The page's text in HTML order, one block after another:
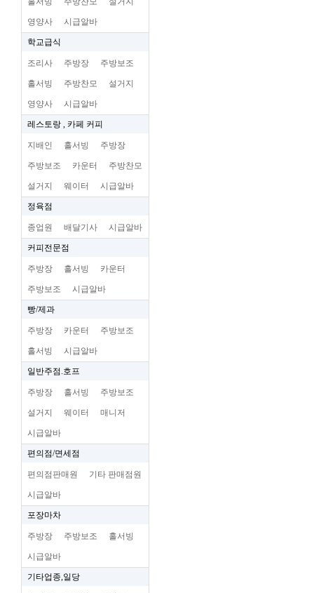
영양사 시급알바
학교급식
조리사 주방장 주방보조
홀서빙 주방찬모 설거지
영양사 시급알바
레스토랑 , 카페 커피
지배인 홀서빙 주방장
주방보조 카운터 주방찬모
설거지 웨이터 시급알바
정육점
종업원 배달기사 시급알바
커피전문점
주방장 홀서빙 카운터
주방보조 시급알바
빵/제과
주방장 카운터 주방보조
홀서빙 시급알바
일반주점.호프
주방장 홀서빙 주방보조
설거지 웨이터 매니저
시급알바
편의점/면세점
편의점판매원 기타 판매점원
시급알바
포장마차
주방장 주방보조 홀서빙
시급알바
기타업종,일당